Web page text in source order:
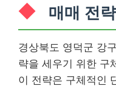
매매 전
경상북도 영덕군 강
략을 세우기 위한 구
이 전략은 구체적인